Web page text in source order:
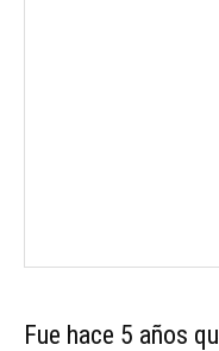
Fue hace 5 años